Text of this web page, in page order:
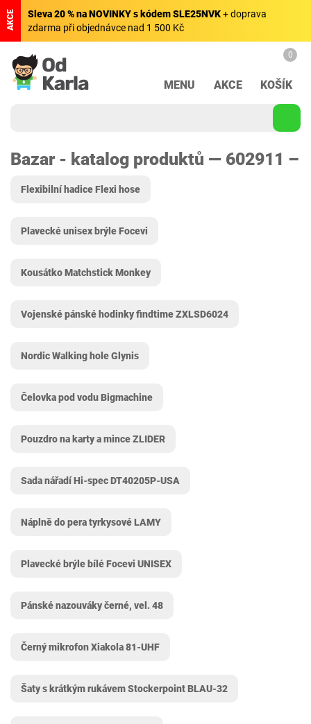
AKCE Sleva 20 % na NOVINKY s kódem SLE25NVK+ doprava
zdarma při objednávce nad 1 500 Kč
MENU AKCE
0
KOŠÍK
Bazar - katalog produktů — 602911 –
Flexibilní hadice Flexi hose
Plavecké unisex brýle Focevi
Kousátko Matchstick Monkey
Vojenské pánské hodinky findtime ZXLSD6024
Nordic Walking hole Glynis
Čelovka pod vodu Bigmachine
Pouzdro na karty a mince ZLIDER
Sada nářadí Hi-spec DT40205P-USA
Náplně do pera tyrkysové LAMY
Plavecké brýle bílé Focevi UNISEX
Pánské nazouváky černé, vel. 48
Černý mikrofon Xiakola 81-UHF
Šaty s krátkým rukávem Stockerpoint BLAU-32